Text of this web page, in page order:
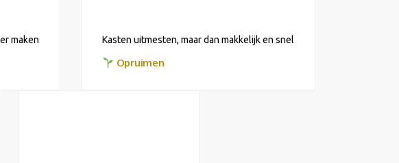
maken Kasten uitmesten, maar dan makkelijk en snel
Opruimen